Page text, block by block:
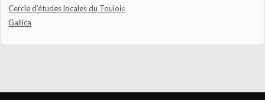
Cercle d'études locales du Toulois
Gallica